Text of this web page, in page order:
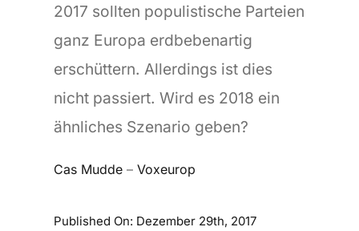
2017 sollten populistische Parteien
ganz Europa erdbebenartig
erschüttern. Allerdings ist dies
nicht passiert. Wird es 2018 ein
ähnliches Szenario geben?
Cas Mudde –Voxeurop
Published On: Dezember 29th, 2017